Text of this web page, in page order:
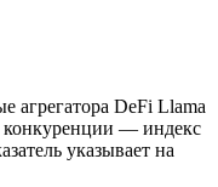
агрегатора DeFi Llama
— индекс
указывает на